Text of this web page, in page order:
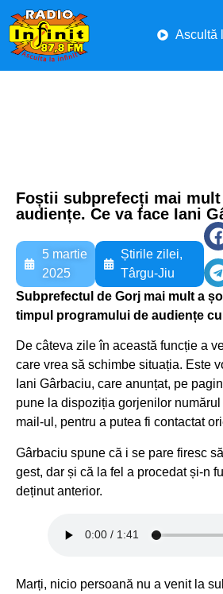
Ascultă
Foștii subprefecți mai
audiențe. Ce va face Iani
5 martie
2025
Știrile zilei,
Târgu-Jiu
Subprefectul de Gorj mai mult a
timpul programului de audiențe
De câteva zile în această funcție a
care vrea să schimbe situația. Este
Iani Gârbaciu, care anunțat, pe
pune la dispoziția gorjenilor
mail-ul, pentru a putea fi contactat
Gârbaciu spune că i se pare firesc
gest, dar și că la fel a procedat și-n
deținut anterior.
Marți, nicio persoană nu a venit la